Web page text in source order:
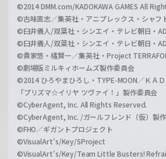
©2014 DMM.com/KADOKAWA GAMES All
©古味直志／集英社・アニプレックス・シャフ
©臼井儀人/双葉社・シンエイ・テレビ朝日・
©臼井儀人/双葉社・シンエイ・テレビ朝日・
©貴家悠・橘賢一／集英社・Project
©劇場版ミルキィホームズ製作委員会
©2014 ひろやまひろし・TYPE-MOON／ＫＡ
「プリズマ☆イリヤ ツヴァイ！」製作委員会
©CyberAgent, Inc. All Rights Reserved.
©CyberAgent, Inc. /ガールフレンド（仮）製
©FHO／ギガントプロジェクト
©VisualArt's/Key/SProject
©VisualArt's/Key/Team Little Busters!